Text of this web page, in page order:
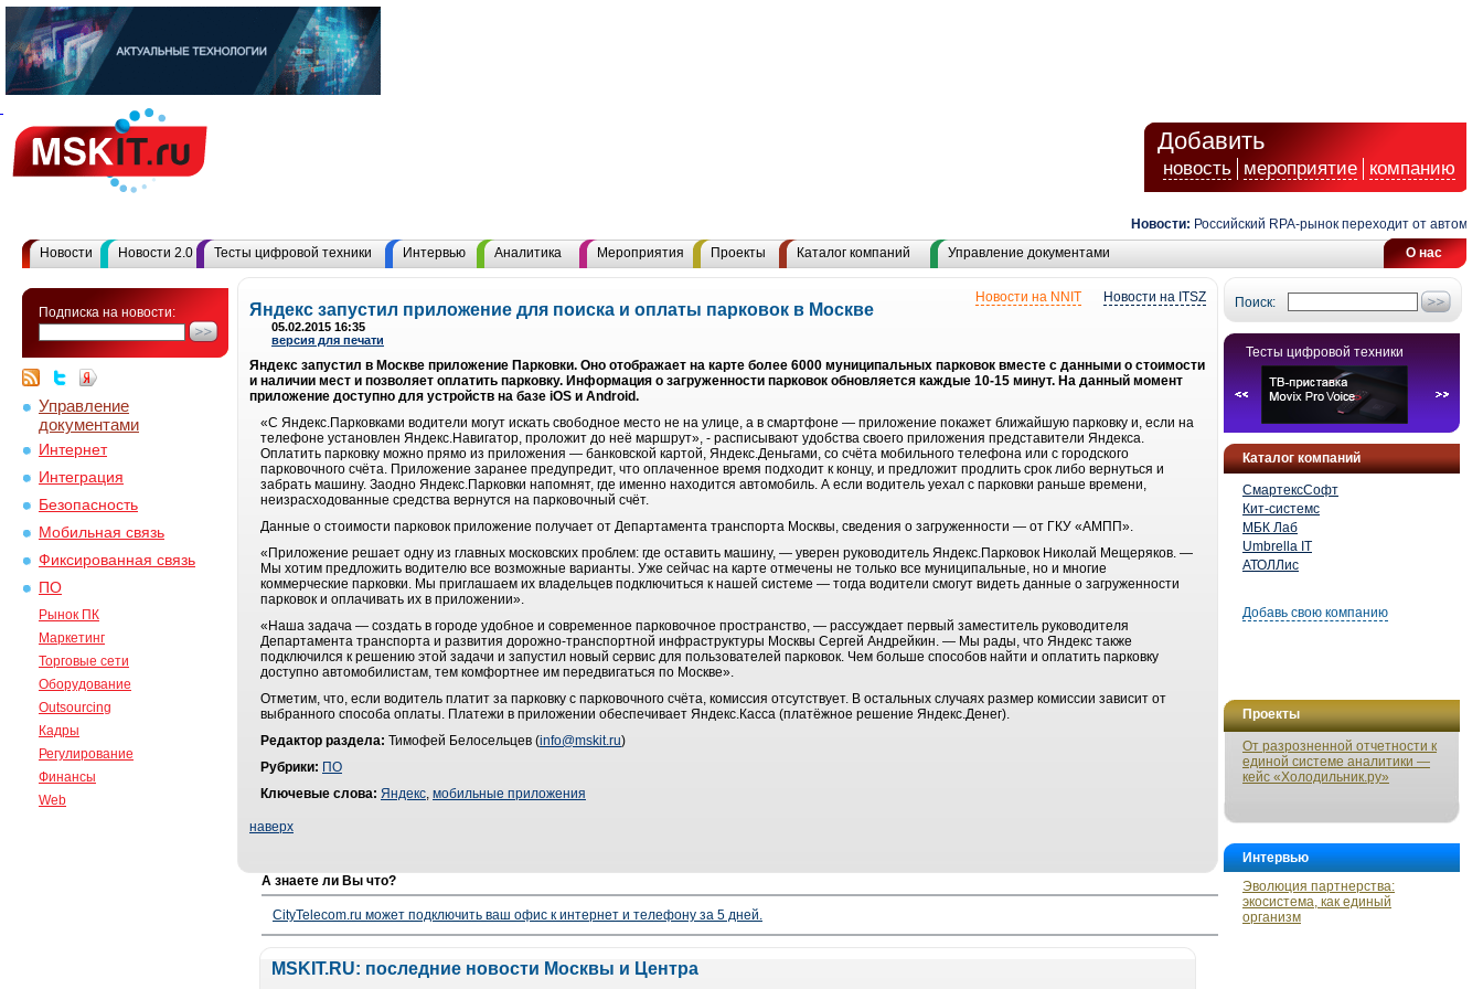
Добавить
новость мероприятие компанию
Новости: Российский RPA-рынок переходит от
О нас
Новости Новости 2.0 Тесты цифровой техники Интервью Аналитика Мероприятия Проекты Каталог компаний Управление документами
Подписка на новости:
Управление
документами
Интернет
Интеграция
Безопасность
Мобильная связь
Фиксированная связь
ПО
Рынок ПК
Маркетинг
Торговые сети
Оборудование
Outsourcing
Кадры
Регулирование
Финансы
Web
Поиск:
Тесты цифровой техники
Каталог компаний
СмартексСофт
Кит-системс
МБК Лаб
Umbrella IT
АТОЛЛис
Добавь свою компанию
Проекты
От разрозненной отчетности к
единой системе аналитики —
кейс «Холодильник.ру»
Интервью
Эволюция партнерства:
экосистема, как единый
организм
Новости на ITSZ
Новости на NNIT
Яндекс запустил приложение для поиска и оплаты парковок в Москве
05.02.2015 16:35
версия для печати
Яндекс запустил в Москве приложение Парковки. Оно отображает на карте более 6000 муниципальных парковок вместе с данными о стоимости
и наличии мест и позволяет оплатить парковку. Информация о загруженности парковок обновляется каждые 10-15 минут. На данный момент
приложение доступно для устройств на базе iOS и Android.
«С Яндекс.Парковками водители могут искать свободное место не на улице, а в смартфоне — приложение покажет ближайшую парковку и, если на
телефоне установлен Яндекс.Навигатор, проложит до неё маршрут», - расписывают удобства своего приложения представители Яндекса.
Оплатить парковку можно прямо из приложения — банковской картой, Яндекс.Деньгами, со счёта мобильного телефона или с городского
парковочного счёта. Приложение заранее предупредит, что оплаченное время подходит к концу, и предложит продлить срок либо вернуться и
забрать машину. Заодно Яндекс.Парковки напомнят, где именно находится автомобиль. А если водитель уехал с парковки раньше времени,
неизрасходованные средства вернутся на парковочный счёт.
Данные о стоимости парковок приложение получает от Департамента транспорта Москвы, сведения о загруженности — от ГКУ «АМПП».
«Приложение решает одну из главных московских проблем: где оставить машину, — уверен руководитель Яндекс.Парковок Николай Мещеряков. —
Мы хотим предложить водителю все возможные варианты. Уже сейчас на карте отмечены не только все муниципальные, но и многие
коммерческие парковки. Мы приглашаем их владельцев подключиться к нашей системе — тогда водители смогут видеть данные о загруженности
парковок и оплачивать их в приложении».
«Наша задача — создать в городе удобное и современное парковочное пространство, — рассуждает первый заместитель руководителя
Департамента транспорта и развития дорожно-транспортной инфраструктуры Москвы Сергей Андрейкин. — Мы рады, что Яндекс также
подключился к решению этой задачи и запустил новый сервис для пользователей парковок. Чем больше способов найти и оплатить парковку
доступно автомобилистам, тем комфортнее им передвигаться по Москве».
Отметим, что, если водитель платит за парковку с парковочного счёта, комиссия отсутствует. В остальных случаях размер комиссии зависит от
выбранного способа оплаты. Платежи в приложении обеспечивает Яндекс.Касса (платёжное решение Яндекс.Денег).
Редактор раздела: Тимофей Белосельцев (info@mskit.ru)
Рубрики: ПО
Ключевые слова: Яндекс, мобильные приложения
наверх
А знаете ли Вы что?
CityTelecom.ru может подключить ваш офис к интернет и телефону за 5 дней.
MSKIT.RU: последние новости Москвы и Центра